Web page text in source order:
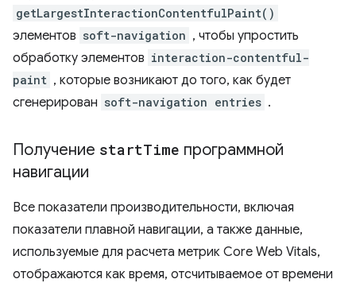
getLargestInteractionContentfulPaint()
элементов soft-navigation , чтобы упростить
обработку элементов interaction-contentful-
paint , которые возникают до того, как будет
сгенерирован soft-navigation entries .
Получение startTime программной
навигации
Все показатели производительности, включая
показатели плавной навигации, а также данные,
используемые для расчета метрик Core Web Vitals,
отображаются как время, отсчитываемое от времени